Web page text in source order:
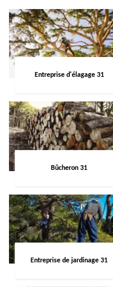
Entreprise d'élagage 31
Bûcheron 31
Entreprise de jardinage 31